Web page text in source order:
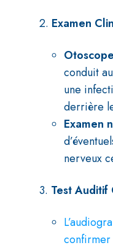
2. Examen
Otoscope
conduit
une
derrière
Examen
nerveux
3. Test
confirmer